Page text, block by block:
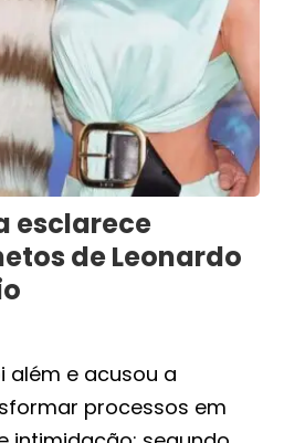
esclarece
de Leonardo
além e acusou a
processos em